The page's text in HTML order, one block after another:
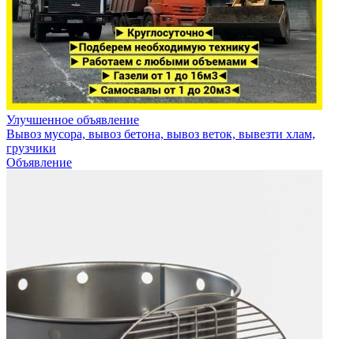
Улучшенное объявление
Вывоз мусора, вывоз бетона, вывоз веток, вывезти хлам,
грузчики
Объявление